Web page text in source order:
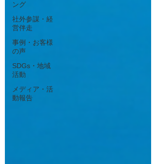
ング
社外参謀・経
営伴走
事例・お客様
の声
SDGs・地域
活動
メディア・活
動報告